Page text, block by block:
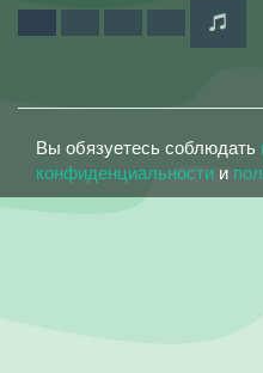
Вы обязуетесь соблюдать
конфиденциальности и